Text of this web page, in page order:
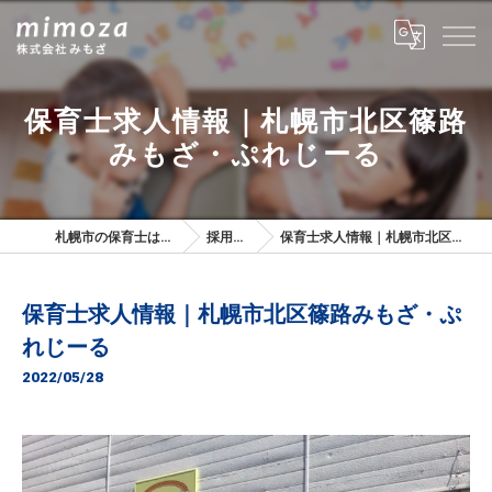
保育士求人情報｜札幌市北区篠路
みもざ・ぷれじーる
札幌市の保育士は株式会社みもざ 採用ブログ 保育士求人情報｜札幌市北区篠路みもざ・ぷれじーる
保育士求人情報｜札幌市北区篠路みもざ・ぷ
れじーる
2022/05/28